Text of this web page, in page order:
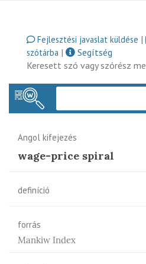
Fejlesztési javaslat küldése |
szótárba |
Segítség
Keresett szó vagy szórész
Angol kifejezés
wage-price spiral
definíció
forrás
Mankiw Index